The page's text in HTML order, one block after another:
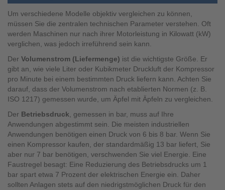
Um verschiedene Modelle objektiv vergleichen zu können,
müssen Sie die zentralen technischen Parameter verstehen. Oft
werden Maschinen nur nach ihrer Motorleistung in Kilowatt (kW)
verglichen, was jedoch irreführend sein kann.
Der Volumenstrom (Liefermenge) ist die wichtigste Größe. Er
gibt an, wie viele Liter oder Kubikmeter Druckluft der Kompressor
pro Minute bei einem bestimmten Druck liefern kann. Achten Sie
darauf, dass der Volumenstrom nach etablierten Normen (z. B.
ISO 1217) gemessen wurde, um Äpfel mit Äpfeln zu vergleichen.
Der Betriebsdruck , gemessen in bar, muss auf Ihre
Anwendungen abgestimmt sein. Die meisten industriellen
Anwendungen benötigen einen Druck von 6 bis 8 bar. Wenn Sie
einen Kompressor kaufen, der standardmäßig 13 bar liefert, Sie
aber nur 7 bar benötigen, verschwenden Sie viel Energie. Eine
Faustregel besagt: Eine Reduzierung des Betriebsdrucks um 1
bar spart etwa 7 Prozent der elektrischen Energie ein. Daher
sollten Anlagen stets auf den niedrigstmöglichen Druck für den